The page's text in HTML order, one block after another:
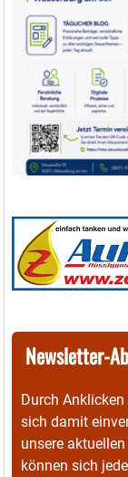
Newsletter-
Durch Anklicken
sich damit
unsere
können sich